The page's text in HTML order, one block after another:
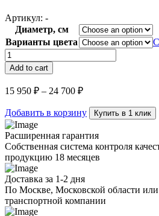
Артикул: -
Диаметр, см
Варианты цвета
Светильник
Punch
Ball
Pendant
light
quantity
Add to cart
15 950 ₽ – 24 700 ₽
Добавить в корзину Купить в 1 клик
Расширенная гарантия
Собственная система контроля
продукцию 18 месяцев
Доставка за 1-2 дня
По Москве, Московской области
транспортной компании